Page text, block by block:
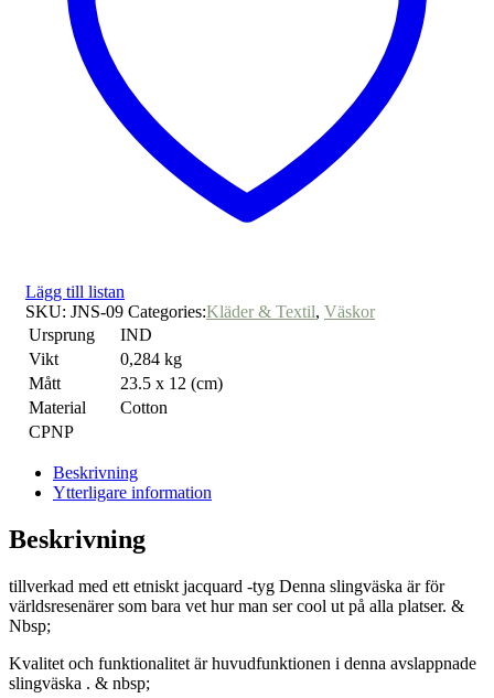
Lägg till listan
SKU: JNS-09 Categories:Kläder & Textil, Väskor
Ursprung
IND
Vikt
0,284 kg
Mått
23.5 x 12 (cm)
Material
Cotton
CPNP
Beskrivning
Ytterligare information
Beskrivning
tillverkad med ett etniskt jacquard -tyg Denna slingväska är för
världsresenärer som bara vet hur man ser cool ut på alla platser. &
Nbsp;
Kvalitet och funktionalitet är huvudfunktionen i denna avslappnade
slingväska . & nbsp;